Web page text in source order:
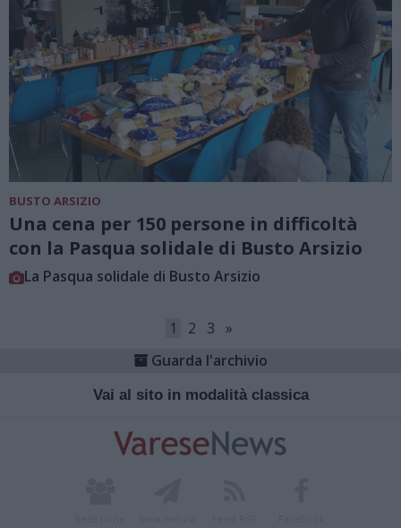
BUSTO ARSIZIO
Una cena per 150 persone in difficoltà
con la Pasqua solidale di Busto Arsizio
La Pasqua solidale di Busto Arsizio
1 2 3
»
Guarda l'archivio
Vai al sito in modalità classica